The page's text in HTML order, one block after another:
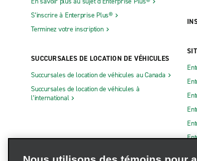
S’inscrire à Enterprise Plus®
Terminez votre inscription
SUCCURSALES DE LOCATION DE VÉHICULES
Succursales de location de véhicules au Canada
Succursales de location de véhicules à
l’international